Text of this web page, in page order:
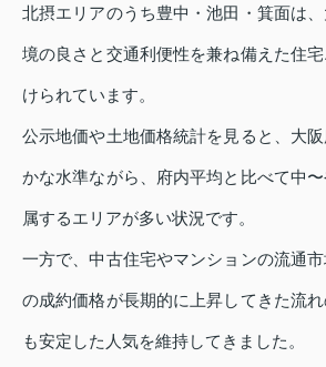
北摂エリアのうち豊中・池田・箕面は
境の良さと交通利便性を兼ね備えた住
けられています。
公示地価や土地価格統計を見ると、大
かな水準ながら、府内平均と比べて中
属するエリアが多い状況です。
一方で、中古住宅やマンションの流通
の成約価格が長期的に上昇してきた流
も安定した人気を維持してきました。